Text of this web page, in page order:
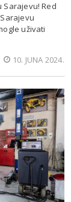
Sarajevu! Red
uživati
10. JUNA 2024.